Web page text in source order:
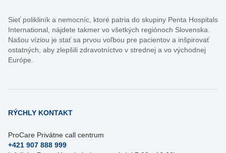
Sieť polikliník a nemocníc, ktoré patria do skupiny Penta Hospitals
International, nájdete takmer vo všetkých regiónoch Slovenska.
Našou víziou je stať sa prvou voľbou pre pacientov a inšpirovať
ostatných, aby zlepšili zdravotníctvo v strednej a vo východnej
Európe.
RÝCHLY KONTAKT
ProCare Privátne call centrum
+421 907 888 999